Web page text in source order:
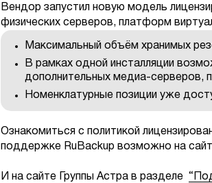
Вендор запустил новую модель
физических серверов, платформ
Максимальный объём хранимых
В рамках одной инсталляции
дополнительных медиа-серверов,
Номенклатурные позиции уже
Ознакомиться с политикой
поддержке RuBackup возможно на
И на сайте Группы Астра в разделе